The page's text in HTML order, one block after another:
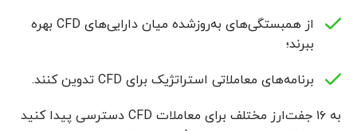
از همبستگی‌های به‌روزشده میان دارایی‌های CFD بهره
ببرند؛
برنامه‌های معاملاتی استراتژیک برای CFD تدوین کنند.
به ۱۶ جفت‌ارز مختلف برای معاملات CFD دسترسی پیدا کنید